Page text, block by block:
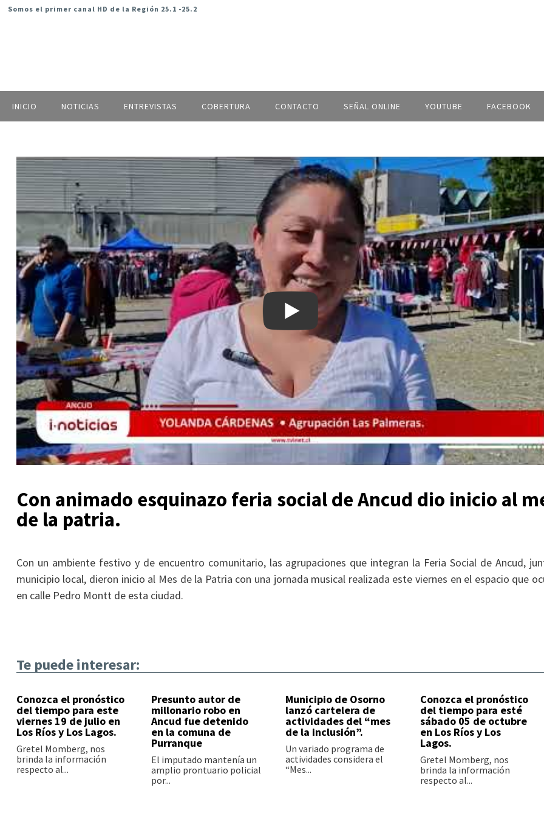
Somos el primer canal HD de la Región 25.1 -25.2
INICIO NOTICIAS ENTREVISTAS COBERTURA CONTACTO SEÑAL ONLINE YOUTUBE FACEBOOK
Con animado esquinazo feria social de Ancud dio inicio al
de la patria.
Con un ambiente festivo y de encuentro comunitario, las agrupaciones que integran la Feria Social de Ancud,
municipio local, dieron inicio al Mes de la Patria con una jornada musical realizada este viernes en el espacio que
en calle Pedro Montt de esta ciudad.
Te puede interesar:
Conozca el pronóstico
del tiempo para este
viernes 19 de julio en
Los Ríos y Los Lagos.
Gretel Momberg, nos
brinda la información
respecto al...
Presunto autor de
millonario robo en
Ancud fue detenido
en la comuna de
Purranque
El imputado mantenía un
amplio prontuario policial
por...
Municipio de Osorno
lanzó cartelera de
actividades del “mes
de la inclusión”.
Un variado programa de
actividades considera el
“Mes...
Conozca el pronóstico
del tiempo para esté
sábado 05 de octubre
en Los Ríos y Los
Lagos.
Gretel Momberg, nos
brinda la información
respecto al...